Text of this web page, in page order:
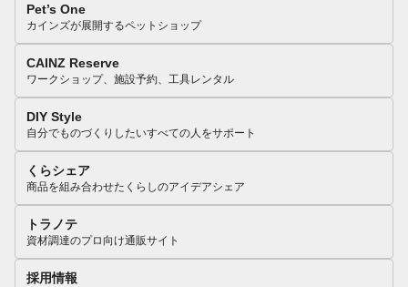
Pet’s One
カインズが展開するペットショップ
CAINZ Reserve
ワークショップ、施設予約、工具レンタル
DIY Style
自分でものづくりしたいすべての人をサポート
くらシェア
商品を組み合わせたくらしのアイデアシェア
トラノテ
資材調達のプロ向け通販サイト
採用情報